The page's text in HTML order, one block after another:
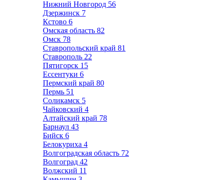
Нижний Новгород 56
Дзержинск 7
Кстово 6
Омская область 82
Омск 78
Ставропольский край 81
Ставрополь 22
Пятигорск 15
Ессентуки 6
Пермский край 80
Пермь 51
Соликамск 5
Чайковский 4
Алтайский край 78
Барнаул 43
Бийск 6
Белокуриха 4
Волгоградская область 72
Волгоград 42
Волжский 11